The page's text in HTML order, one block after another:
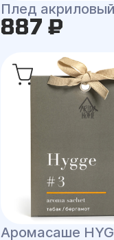
Плед
887 ₽
Аромасаше